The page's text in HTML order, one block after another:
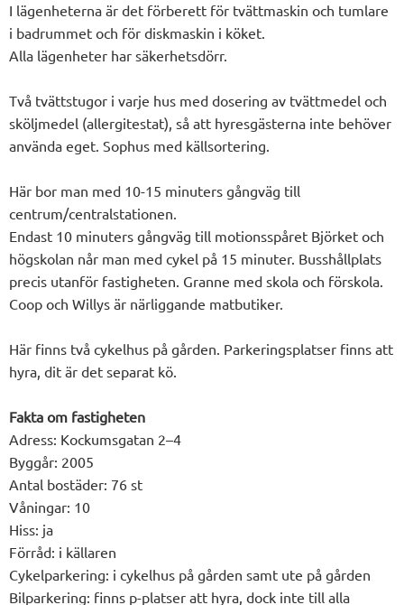
I lägenheterna är det förberett för tvättmaskin och tumlare
i badrummet och för diskmaskin i köket.
Alla lägenheter har säkerhetsdörr.
Två tvättstugor i varje hus med dosering av tvättmedel och
sköljmedel (allergitestat), så att hyresgästerna inte behöver
använda eget. Sophus med källsortering.
Här bor man med 10-15 minuters gångväg till
centrum/centralstationen.
Endast 10 minuters gångväg till motionsspåret Björket och
högskolan når man med cykel på 15 minuter. Busshållplats
precis utanför fastigheten. Granne med skola och förskola.
Coop och Willys är närliggande matbutiker.
Här finns två cykelhus på gården. Parkeringsplatser finns att
hyra, dit är det separat kö.
Fakta om fastigheten
Adress: Kockumsgatan 2–4
Byggår: 2005
Antal bostäder: 76 st
Våningar: 10
Hiss: ja
Förråd: i källaren
Cykelparkering: i cykelhus på gården samt ute på gården
Bilparkering: finns p-platser att hyra, dock inte till alla